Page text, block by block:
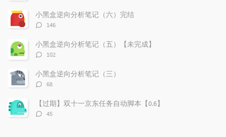
数：
小黑盒逆向分析笔记（六）完结
评
数：
146
小黑盒逆向分析笔记（五）【未完成】
评
数：
102
小黑盒逆向分析笔记（三）
评
数：
68
【过期】双十一京东任务自动脚本【0.6】
评
45